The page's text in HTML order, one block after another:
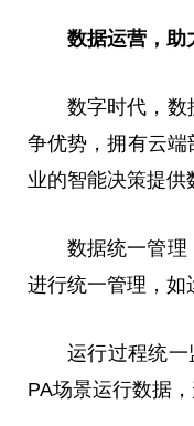
数据运营，助
数字时代，数
争优势，拥有云端
业的智能决策提供
数据统一管理
进行统一管理，如
运行过程统
PA场景运行数据